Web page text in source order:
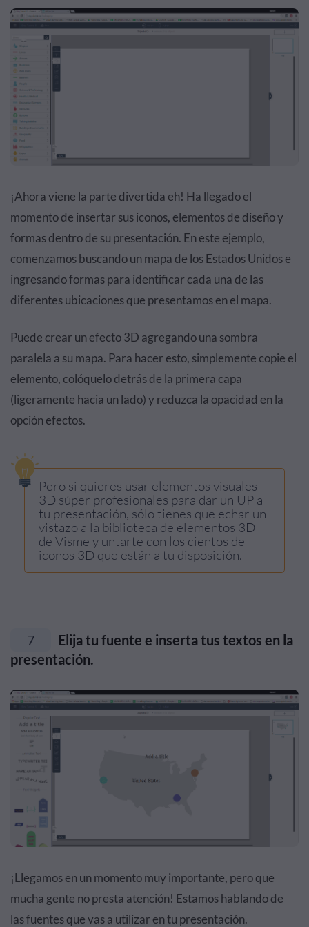
¡Ahora viene la parte divertida eh! Ha llegado el
momento de insertar sus iconos, elementos de diseño y
formas dentro de su presentación. En este ejemplo,
comenzamos buscando un mapa de los Estados Unidos e
ingresando formas para identificar cada una de las
diferentes ubicaciones que presentamos en el mapa.
Puede crear un efecto 3D agregando una sombra
paralela a su mapa. Para hacer esto, simplemente copie el
elemento, colóquelo detrás de la primera capa
(ligeramente hacia un lado) y reduzca la opacidad en la
opción efectos.
Pero si quieres usar elementos visuales
3D súper profesionales para dar un UP a
tu presentación, sólo tienes que echar un
vistazo a la biblioteca de elementos 3D
de Visme y untarte con los cientos de
iconos 3D que están a tu disposición.
7
Elija tu fuente e inserta tus textos en la
presentación.
¡Llegamos en un momento muy importante, pero que
mucha gente no presta atención! Estamos hablando de
las fuentes que vas a utilizar en tu presentación.